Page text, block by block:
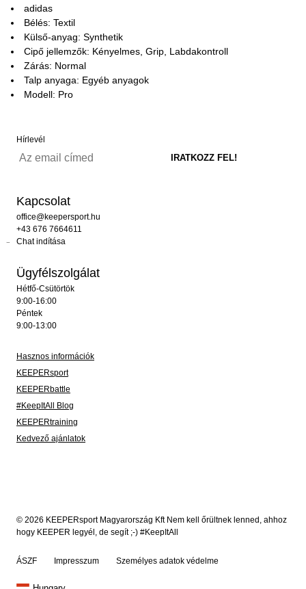
adidas
Bélés: Textil
Külső-anyag: Synthetik
Cipő jellemzők: Kényelmes, Grip, Labdakontroll
Zárás: Normal
Talp anyaga: Egyéb anyagok
Modell: Pro
Hírlevél
Kapcsolat
office@keepersport.hu
+43 676 7664611
Chat indítása
Ügyfélszolgálat
Hétfő-Csütörtök
9:00-16:00
Péntek
9:00-13:00
Hasznos információk
KEEPERsport
KEEPERbattle
#KeepItAll Blog
KEEPERtraining
Kedvező ajánlatok
© 2026 KEEPERsport Magyarország Kft Nem kell őrültnek lenned, ahhoz
hogy KEEPER legyél, de segít ;-) #KeepItAll
ÁSZF Impresszum Személyes adatok védelme